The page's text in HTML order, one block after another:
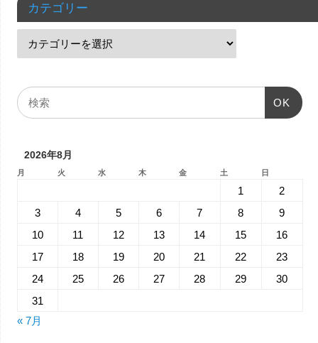
カテゴリー
OK
2026年8月
月 火 水 木 金 土 日
1
2
3
4 5 6 7 8
9
10
11 12 13 14 15
16
17
18 19 20 21 22
23
24
25 26 27 28 29
30
31
« 7月